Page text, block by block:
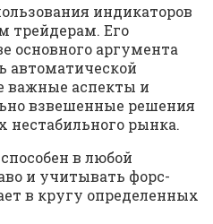
индикаторов
трейдерам. Его
основного аргумента
автоматической
важные аспекты и
взвешенные решения
нестабильного рынка.
в любой
и учитывать форс-
в кругу определенных